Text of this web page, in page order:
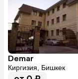
Demar
Киргизия, Бишкек